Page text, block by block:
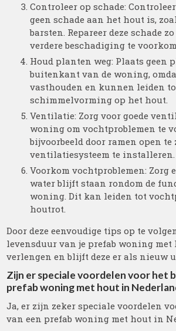
Controleer op schade:
geen schade aan het hout is,
barsten. Repareer deze schade
verdere beschadiging te
Houd planten weg: Plaats geen
buitenkant van de woning,
vasthouden en kunnen leiden
schimmelvorming op het hout.
Ventilatie: Zorg voor goede
woning om vochtproblemen te
bijvoorbeeld door ramen open te
ventilatiesysteem te installeren.
Voorkom vochtproblemen: Zorg
water blijft staan rondom de
woning. Dit kan leiden tot
houtrot.
Door deze eenvoudige tips op te
levensduur van je prefab woning
verlengen en blijft deze er als nieuw
Zijn er speciale voordelen voor het
prefab woning met hout in
Ja, er zijn zeker speciale voordelen
van een prefab woning met hout in